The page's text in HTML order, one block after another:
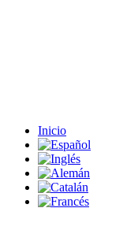
Inicio